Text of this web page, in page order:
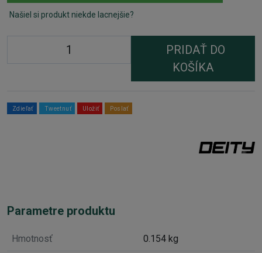
Našiel si produkt niekde lacnejšie?
PRIDAŤ DO
KOŠÍKA
Zdieľať Tweetnuť Uložiť Poslať
Parametre produktu
Hmotnosť 0.154 kg